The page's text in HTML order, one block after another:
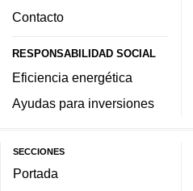
Contacto
RESPONSABILIDAD SOCIAL
Eficiencia energética
Ayudas para inversiones
SECCIONES
Portada